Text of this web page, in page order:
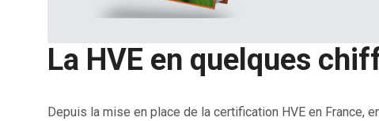
La HVE en quelques
Depuis la mise en place de la certification HVE en France,